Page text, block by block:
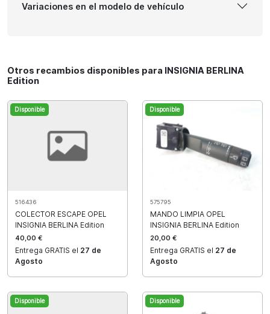
Variaciones en el modelo de vehículo
Otros recambios disponibles para INSIGNIA BERLINA
Edition
Disponible
516436
COLECTOR ESCAPE OPEL
INSIGNIA BERLINA Edition
40,00 €
Entrega GRATIS el 27 de
Agosto
Disponible
575795
MANDO LIMPIA OPEL
INSIGNIA BERLINA Edition
20,00 €
Entrega GRATIS el 27 de
Agosto
Disponible Disponible